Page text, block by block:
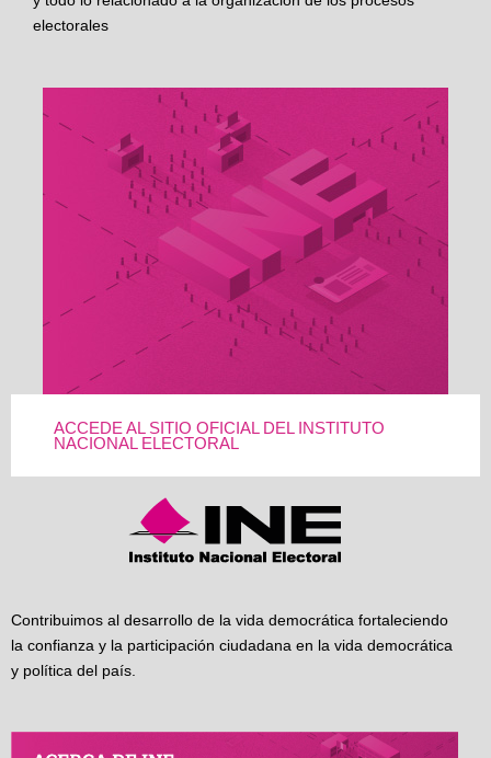
electorales
ACCEDE AL SITIO OFICIAL DEL INSTITUTO
NACIONAL ELECTORAL
Contribuimos al desarrollo de la vida democrática fortaleciendo
la confianza y la participación ciudadana en la vida democrática
y política del país.